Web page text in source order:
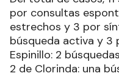
por consultas
estrechos y 3 por
búsqueda activa y 3
Espinillo: 2
2 de Clorinda: una